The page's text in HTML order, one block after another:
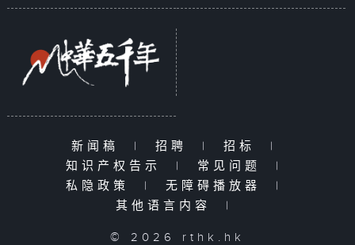
新闻稿 | 招聘 | 招标
|
知识产权告示
| 常见问题
|
私隐政策
| 无障碍播放器
|
其他语言内容
|
© 2026 rthk.hk